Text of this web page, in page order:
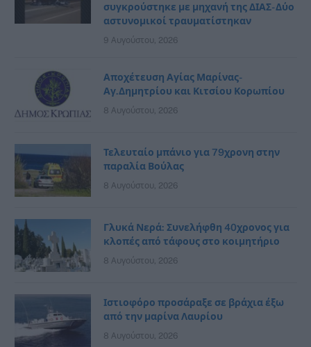
συγκρούστηκε με μηχανή της ΔΙΑΣ- Δύο
αστυνομικοί τραυματίστηκαν
9 Αυγούστου, 2026
Αποχέτευση Αγίας Μαρίνας-
Αγ.Δημητρίου και Κιτσίου Κορωπίου
8 Αυγούστου, 2026
Τελευταίο μπάνιο για 79χρονη στην
παραλία Βούλας
8 Αυγούστου, 2026
Γλυκά Νερά: Συνελήφθη 40χρονος για
κλοπές από τάφους στο κοιμητήριο
8 Αυγούστου, 2026
Ιστιοφόρο προσάραξε σε βράχια έξω
από την μαρίνα Λαυρίου
8 Αυγούστου, 2026